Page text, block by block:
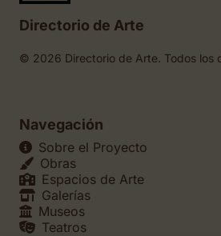
Directorio de Arte
© 2026 Directorio de Arte. Todos los
Navegación
Sobre el Proyecto
Obras
Espacios de Arte
Galerías
Museos
Teatros